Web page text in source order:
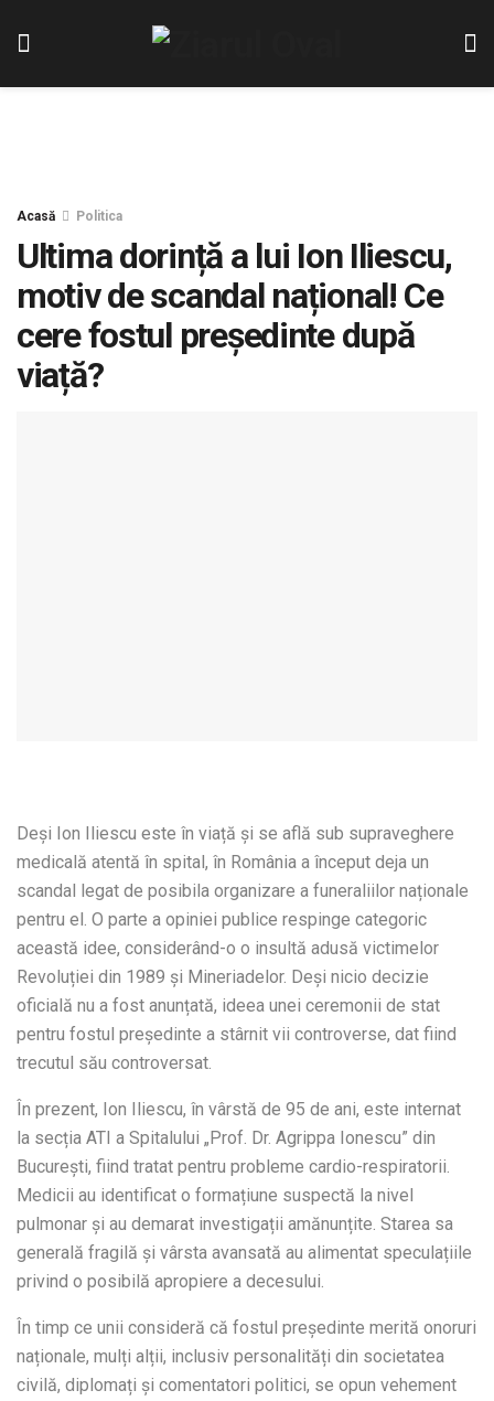
Acasă Politica
Ultima dorință a lui Ion Iliescu,
motiv de scandal național! Ce
cere fostul președinte după
viață?
Deși Ion Iliescu este în viață și se află sub supraveghere
medicală atentă în spital, în România a început deja un
scandal legat de posibila organizare a funeraliilor naționale
pentru el. O parte a opiniei publice respinge categoric
această idee, considerând-o o insultă adusă victimelor
Revoluției din 1989 și Mineriadelor. Deși nicio decizie
oficială nu a fost anunțată, ideea unei ceremonii de stat
pentru fostul președinte a stârnit vii controverse, dat fiind
trecutul său controversat.
În prezent, Ion Iliescu, în vârstă de 95 de ani, este internat
la secția ATI a Spitalului „Prof. Dr. Agrippa Ionescu” din
București, fiind tratat pentru probleme cardio-respiratorii.
Medicii au identificat o formațiune suspectă la nivel
pulmonar și au demarat investigații amănunțite. Starea sa
generală fragilă și vârsta avansată au alimentat speculațiile
privind o posibilă apropiere a decesului.
În timp ce unii consideră că fostul președinte merită onoruri
naționale, mulți alții, inclusiv personalități din societatea
civilă, diplomați și comentatori politici, se opun vehement